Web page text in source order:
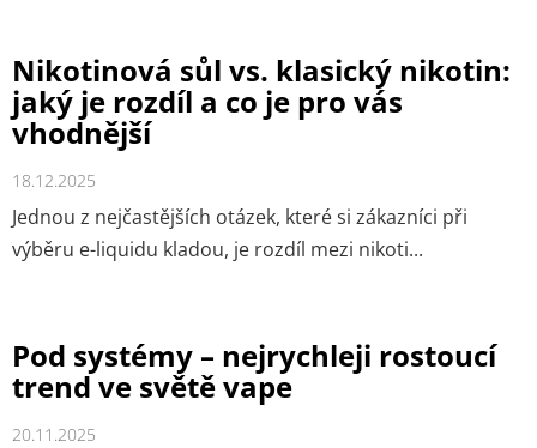
Nikotinová sůl vs. klasický nikotin:
jaký je rozdíl a co je pro vás
vhodnější
18.12.2025
Jednou z nejčastějších otázek, které si zákazníci při
výběru e-liquidu kladou, je rozdíl mezi nikoti...
Pod systémy – nejrychleji rostoucí
trend ve světě vape
20.11.2025